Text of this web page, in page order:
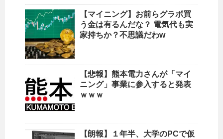
【マイニング】お前らグラボ買
う金は有るんだな？ 電気代も実
家持ちか？不思議だわw
【悲報】熊本電力さんが「マイ
ニング」事業に参入すると発表
ｗｗｗ
【朗報】１年半、大学のPCで仮